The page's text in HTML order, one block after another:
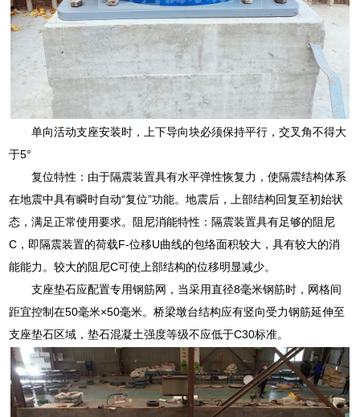
单向活动支座安装时，上下导向块必须保持平行，交叉角不得大
于5°
复位特性：由于隔震装置具有水平弹性恢复力，使隔震结构体系
在地震中具有瞬时自动“复位”功能。地震后，上部结构回复至初始状
态，满足正常使用要求。阻尼消能特性：隔震装置具有足够的阻尼
C，即隔震装置的荷载F-位移U曲线的包络面积较大，具有较大的消
能能力。较大的阻尼C可使上部结构的位移明显减少。
支座垫石应配置专用钢筋网，当采用直径8毫米钢筋时，网格间
距宜控制在50毫米×50毫米。桥梁墩台结构应有竖向受力钢筋延伸至
支座垫石区域，垫石混凝土强度等级不应低于C30标准。